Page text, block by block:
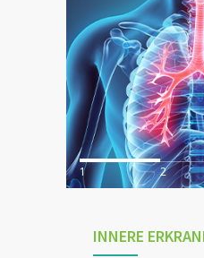
1 2
INNERE